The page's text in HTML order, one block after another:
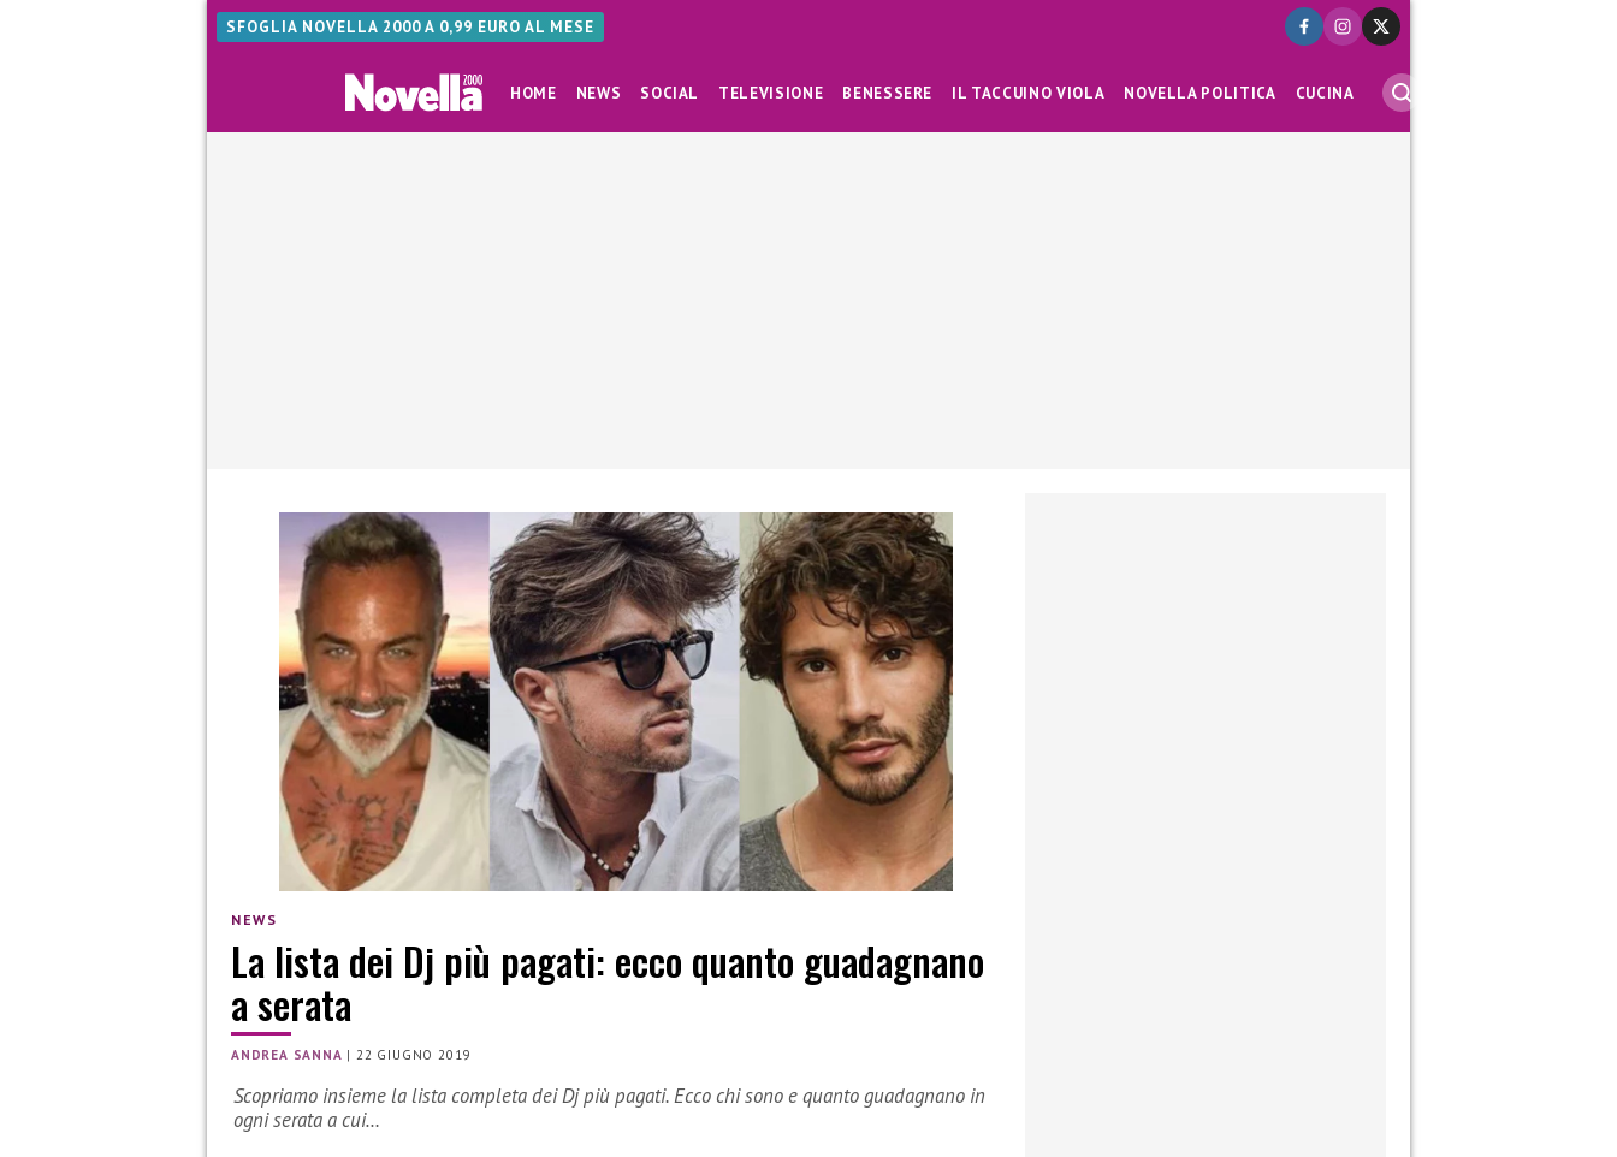
SFOGLIA NOVELLA 2000 A 0,99 EURO AL MESE
HOME NEWS SOCIAL TELEVISIONE BENESSERE IL TACCUINO VIOLA NOVELLA POLITICA CUCINA
NEWS
La lista dei Dj più pagati: ecco quanto guadagnano
a serata
ANDREA SANNA |22 GIUGNO 2019
Scopriamo insieme la lista completa dei Dj più pagati. Ecco chi sono e quanto guadagnano in
ogni serata a cui…